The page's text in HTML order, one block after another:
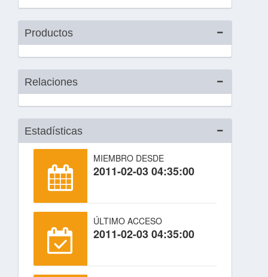
Productos
Relaciones
Estadísticas
MIEMBRO DESDE
2011-02-03 04:35:00
ÚLTIMO ACCESO
2011-02-03 04:35:00